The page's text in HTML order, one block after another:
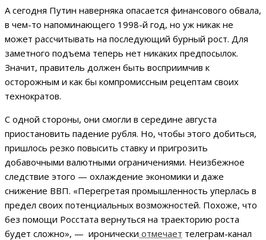
А сегодня Путин наверняка опасается финансового обвала,
в чем-то напоминающего 1998-й год, но уж никак не
может рассчитывать на последующий бурный рост. Для
заметного подъема теперь нет никаких предпосылок.
Значит, правитель должен быть восприимчив к
осторожным и как бы компромиссным рецептам своих
технократов.
С одной стороны, они смогли в середине августа
приостановить падение рубля. Но, чтобы этого добиться,
пришлось резко повысить ставку и пригрозить
добавочными валютными ограничениями. Неизбежное
следствие этого — охлаждение экономики и даже
снижение ВВП. «Перегретая промышленность уперлась в
предел своих потенциальных возможностей. Похоже, что
без помощи Росстата вернуться на траекторию роста
будет сложно», — иронически отмечает телеграм-канал